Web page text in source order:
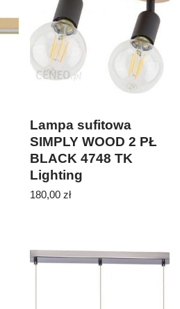
Lampa sufitowa
SIMPLY WOOD 2 PŁ
BLACK 4748 TK
Lighting
180,00zł